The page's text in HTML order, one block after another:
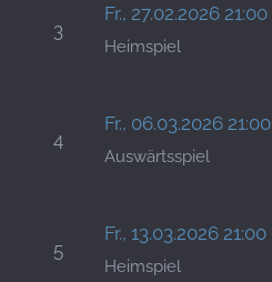
3
Fr., 27.02.2026 21:00
Heimspiel
4
Fr., 06.03.2026 21:00
Auswärtsspiel
5
Fr., 13.03.2026 21:00
Heimspiel